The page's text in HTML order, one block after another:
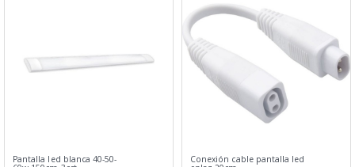
Pantalla led blanca 40-50- Conexión cable pantalla led